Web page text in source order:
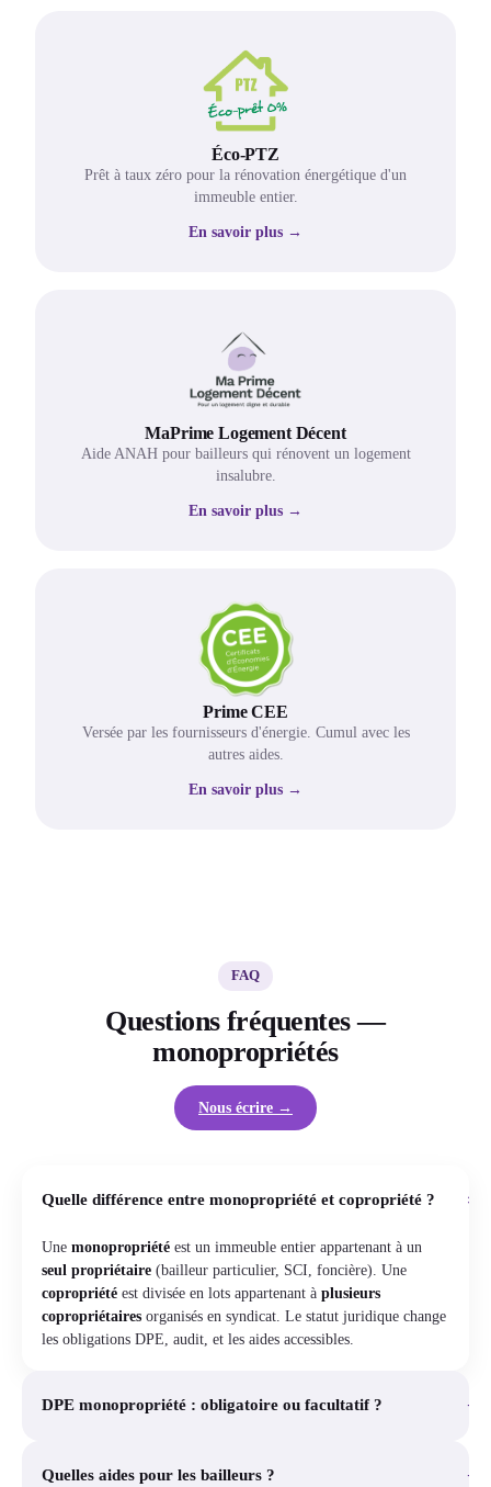
Éco-PTZ
Prêt à taux zéro pour la rénovation énergétique d'un
immeuble entier.
En savoir plus →
MaPrime Logement Décent
Aide ANAH pour bailleurs qui rénovent un logement
insalubre.
En savoir plus →
Prime CEE
Versée par les fournisseurs d'énergie. Cumul avec les
autres aides.
En savoir plus →
FAQ
Questions fréquentes —
monopropriétés
Nous écrire →
Quelle différence entre monopropriété et copropriété ? +
Une monopropriété est un immeuble entier appartenant à un
seul propriétaire (bailleur particulier, SCI, foncière). Une
copropriété est divisée en lots appartenant à plusieurs
copropriétaires organisés en syndicat. Le statut juridique change
les obligations DPE, audit, et les aides accessibles.
DPE monopropriété : obligatoire ou facultatif ? +
Quelles aides pour les bailleurs ? +